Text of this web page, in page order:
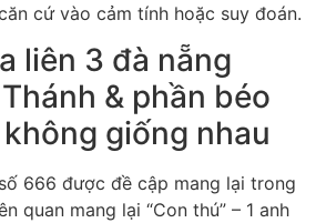
cứ vào cảm tính hoặc suy đoán.
liên 3 đà nẵng
& phần béo
giống nhau
666 được đề cập mang lại trong
quan mang lại “Con thú” – 1 anh